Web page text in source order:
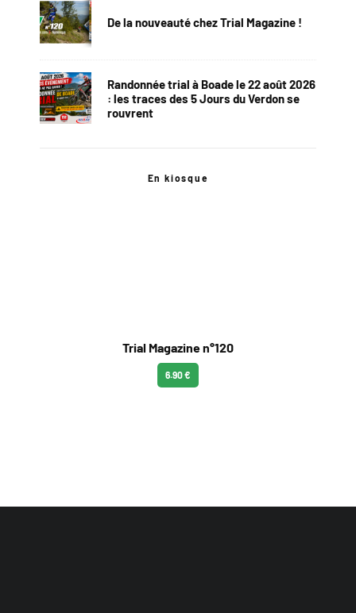
De la nouveauté chez Trial Magazine !
Randonnée trial à Boade le 22 août 2026
: les traces des 5 Jours du Verdon se
rouvrent
En kiosque
Trial Magazine n°120
6.90 €